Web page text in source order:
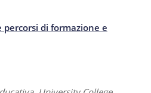
di formazione e